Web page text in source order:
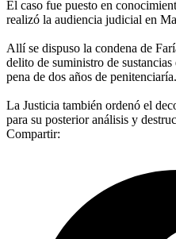
El caso fue puesto en
realizó la audiencia judicial en
Allí se dispuso la condena de
delito de suministro de
pena de dos años de penitenciaría.
La Justicia también ordenó el
para su posterior análisis y
Compartir: